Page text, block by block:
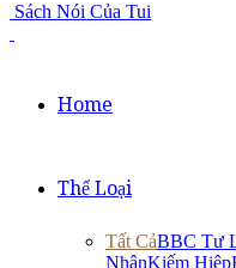
Sách Nói Của Tui
Home
Thể Loại
Tất CảBBC Tư
NhânKiếm Hiệp